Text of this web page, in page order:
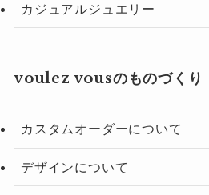
カジュアルジュエリー
voulez vousのものづくり
カスタムオーダーについて
デザインについて